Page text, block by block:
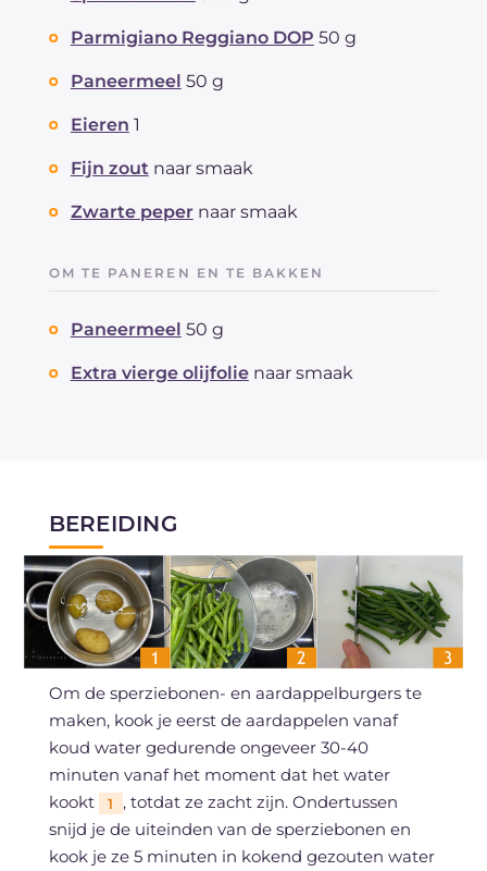
Parmigiano Reggiano DOP 50 g
Paneermeel 50 g
Eieren 1
Fijn zout naar smaak
Zwarte peper naar smaak
OM TE PANEREN EN TE BAKKEN
Paneermeel 50 g
Extra vierge olijfolie naar smaak
BEREIDING
Om de sperziebonen- en aardappelburgers te
maken, kook je eerst de aardappelen vanaf
koud water gedurende ongeveer 30-40
minuten vanaf het moment dat het water
kookt
1
, totdat ze zacht zijn. Ondertussen
snijd je de uiteinden van de sperziebonen en
kook je ze 5 minuten in kokend gezouten water